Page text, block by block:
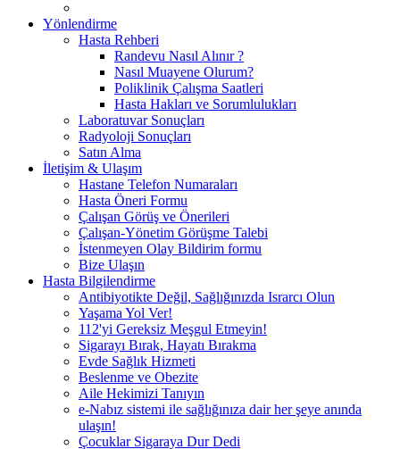
Yönlendirme
Hasta Rehberi
Randevu Nasıl Alınır ?
Nasıl Muayene Olurum?
Poliklinik Çalışma Saatleri
Hasta Hakları ve Sorumlulukları
Laboratuvar Sonuçları
Radyoloji Sonuçları
Satın Alma
İletişim & Ulaşım
Hastane Telefon Numaraları
Hasta Öneri Formu
Çalışan Görüş ve Önerileri
Çalışan-Yönetim Görüşme Talebi
İstenmeyen Olay Bildirim formu
Bize Ulaşın
Hasta Bilgilendirme
Antibiyotikte Değil, Sağlığınızda Israrcı Olun
Yaşama Yol Ver!
112'yi Gereksiz Meşgul Etmeyin!
Sigarayı Bırak, Hayatı Bırakma
Evde Sağlık Hizmeti
Beslenme ve Obezite
Aile Hekimizi Tanıyın
e-Nabız sistemi ile sağlığınıza dair her şeye anında
ulaşın!
Çocuklar Sigaraya Dur Dedi